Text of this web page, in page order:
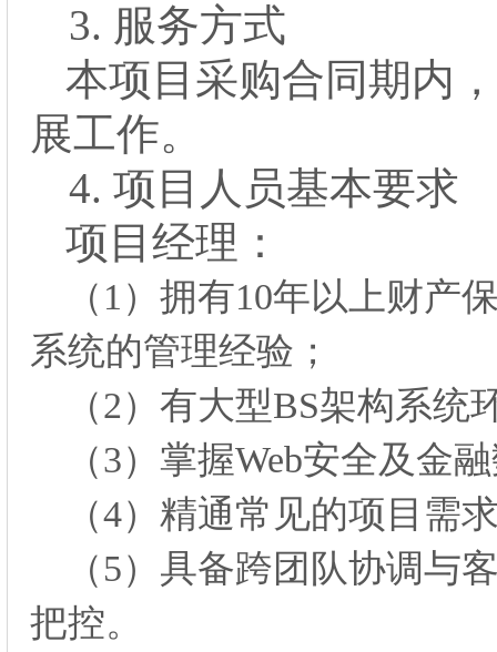
3. 服务方式
本项目采购合同期内
展工作。
4. 项目人员基本要求
项目经理：
（ 1）拥有10年以上财产
系统的管理经验；
（2）有大型BS架构系统
（3）掌握Web安全及金
（4）精通常见的项目需
（5）具备跨团队协调与
把控。